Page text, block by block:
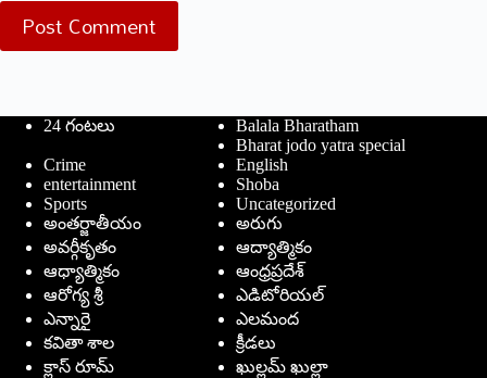
Post Comment
24 గంటలు
Balala Bharatham
Bharat jodo yatra special
Crime
English
entertainment
Shoba
Sports
Uncategorized
అంతర్జాతీయం
అరుగు
అవర్గీకృతం
ఆద్యాత్మికం
ఆధ్యాత్మికం
ఆంధ్రప్రదేశ్
ఆరోగ్య శ్రీ
ఎడిటోరియల్
ఎన్నారై
ఎలమంద
కవితా శాల
క్రీడలు
క్లాస్ రూమ్
ఖుల్లమ్ ఖుల్లా